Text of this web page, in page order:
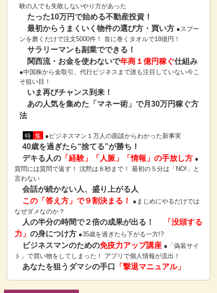
験の人でも失敗しないやり方があった
たった10万円で始める不動産投資！
最初からうまくいく物件の選び方・買い方 ●スプー
ンを磨くだけで注文5000件！ 首に巻くタオルで18億円！
サラリーマンも副業でできる！
関西流・お金を使わないで年商１億円稼ぐ仕組み
●中国株から金取引、代行ビジネスまで誰も注目していない今こ
そ狙い目！
いま再びチャンス到来！
あの人気を集めた「マネー術」で月30万円稼ぐ方
法
特 集 ●ビジネスマン１万人の面談からわかった新事実
40歳を過ぎたら“捨てる”が勝ち！
デキる人の 「経験」「人脈」「情報」の手放し方 ●
質問には質問で返す！ 沈黙は８秒まで！ 最初の５分は「NO!」と
言わない
会話が続かない人、盛り上がる人
この「答え方」で９割決まる！
●まじめにやるだけでは
なぜダメなのか？
人の半分の時間で２倍の成果が出る！
「没頭する
力」 の身につけ方 ●35歳を過ぎたら下がる一方!?
ビジネスマンのための免疫力アップ講座 ●「偽装サイ
ト」で買い物をしてしまった！ アプリで個人情報が流出！
あなたを狙うダマシの手口 「撃退マニュアル」